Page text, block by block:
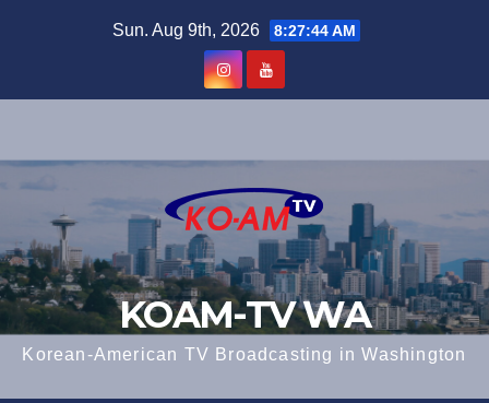
Sun. Aug 9th, 2026 8:27:45 AM
KOAM-TV WA
Korean-American TV Broadcasting in Washington